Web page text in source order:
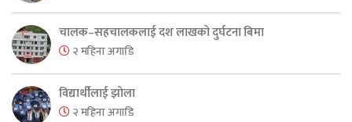
चालक–सहचालकलाई दश लाखको दुर्घटना बिमा
२ महिना अगाडि
विद्यार्थीलाई झोला
२ महिना अगाडि